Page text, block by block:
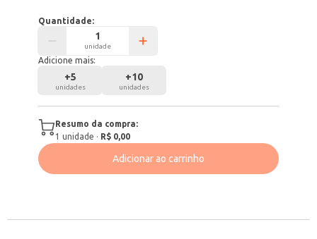
Quantidade:
unidade
Adicione mais:
+5
unidades
+10
unidades
Resumo da compra:
1 unidade · R$ 0,00
Adicionar ao carrinho